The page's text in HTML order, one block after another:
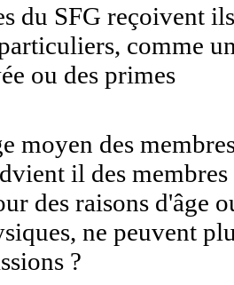
du SFG reçoivent ils
comme
ou des primes
moyen des
il des membres
des raisons d'âge
ne peuvent
?